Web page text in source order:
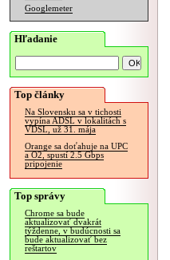
Googlemeter
Hľadanie
Top články
Na Slovensku sa v tichosti
vypína ADSL v lokalitách s
VDSL, už 31. mája
Orange sa doťahuje na UPC
a O2, spustí 2.5 Gbps
pripojenie
Top správy
Chrome sa bude
aktualizovať dvakrát
týždenne, v budúcnosti sa
bude aktualizovať bez
reštartov